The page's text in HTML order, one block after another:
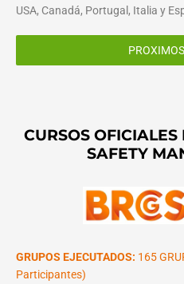
USA, Canadá, Portugal, Italia y
CURSOS
SAFETY
GRUPOS EJECUTADOS: 165
Participantes)